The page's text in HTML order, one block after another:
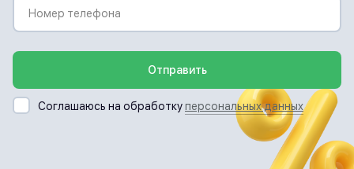
Отправить
Соглашаюсь на обработкуперсональных данных